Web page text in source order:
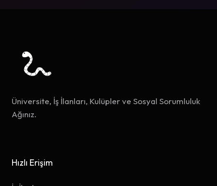
Üniversite, İş İlanları, Kulüpler ve Sosyal Sorumluluk
Ağınız.
Hızlı Erişim